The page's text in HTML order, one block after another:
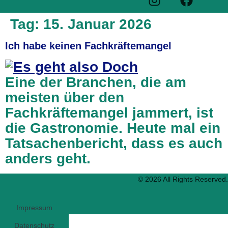
Tag: 15. Januar 2026
Ich habe keinen Fachkräftemangel
Eine der Branchen, die am
meisten über den
Fachkräftemangel jammert, ist
die Gastronomie. Heute mal ein
Tatsachenbericht, dass es auch
anders geht.
© 2026 All Rights Reserved.
Impressum
Datenschutz